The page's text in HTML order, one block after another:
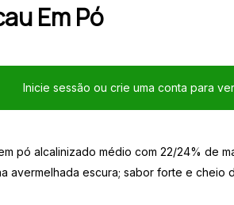
Em Pó
Inicie sessão ou crie uma conta para
pó alcalinizado médio com 22/24% de
avermelhada escura; sabor forte e cheio